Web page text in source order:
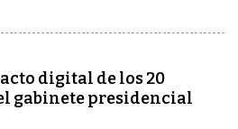
digital de los 20
gabinete presidencial